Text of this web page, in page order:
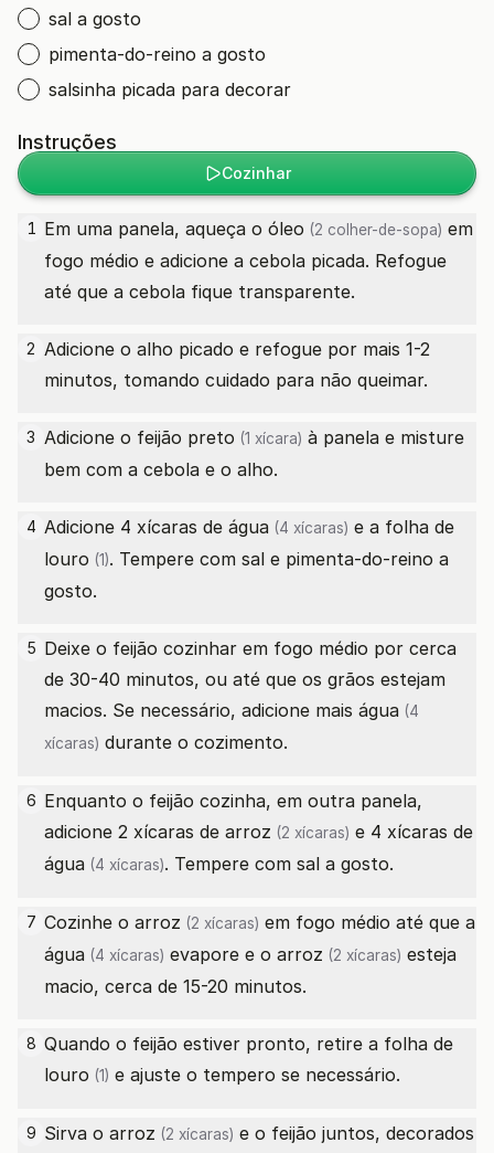
sal a gosto
pimenta-do-reino a gosto
salsinha picada para decorar
Instruções
Cozinhar
1 Em uma panela, aqueça o óleo (2 colher-de-sopa) em
fogo médio e adicione a cebola picada. Refogue
até que a cebola fique transparente.
2 Adicione o alho picado e refogue por mais 1-2
minutos, tomando cuidado para não queimar.
3 Adicione o feijão preto (1 xícara) à panela e misture
bem com a cebola e o alho.
4 Adicione 4 xícaras de água (4 xícaras) e a folha de
louro (1). Tempere com sal e pimenta-do-reino a
gosto.
5 Deixe o feijão cozinhar em fogo médio por cerca
de 30-40 minutos, ou até que os grãos estejam
macios. Se necessário, adicione mais água (4
xícaras) durante o cozimento.
6 Enquanto o feijão cozinha, em outra panela,
adicione 2 xícaras de arroz (2 xícaras) e 4 xícaras de
água (4 xícaras). Tempere com sal a gosto.
7 Cozinhe o arroz (2 xícaras) em fogo médio até que a
água (4 xícaras) evapore e o arroz (2 xícaras) esteja
macio, cerca de 15-20 minutos.
8 Quando o feijão estiver pronto, retire a folha de
louro (1) e ajuste o tempero se necessário.
9 Sirva o arroz (2 xícaras) e o feijão juntos, decorados